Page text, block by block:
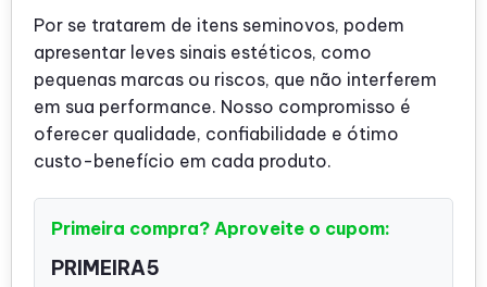
Por se tratarem de itens seminovos, podem
apresentar leves sinais estéticos, como
pequenas marcas ou riscos, que não interferem
em sua performance. Nosso compromisso é
oferecer qualidade, confiabilidade e ótimo
custo-benefício em cada produto.
Primeira compra? Aproveite o cupom:
PRIMEIRA5